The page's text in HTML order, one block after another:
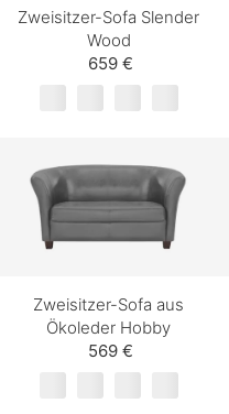
Zweisitzer-Sofa Slender
Wood
659 €
Zweisitzer-Sofa aus
Ökoleder Hobby
569 €